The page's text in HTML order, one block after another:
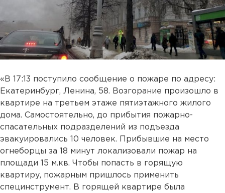
«В 17:13 поступило сообщение о пожаре по адресу:
Екатеринбург, Ленина, 58. Возгорание произошло в
квартире на третьем этаже пятиэтажного жилого
дома. Самостоятельно, до прибытия пожарно-
спасательных подразделений из подъезда
эвакуировались 10 человек. Прибывшие на место
огнеборцы за 18 минут локализовали пожар на
площади 15 м.кв. Чтобы попасть в горящую
квартиру, пожарным пришлось применить
специнструмент. В горящей квартире была